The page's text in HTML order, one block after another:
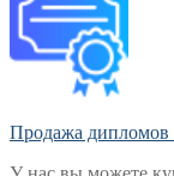
Продажа дипломов